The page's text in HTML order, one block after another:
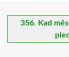
356. Kad